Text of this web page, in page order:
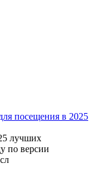
посещения в 2025
лучших
по версии